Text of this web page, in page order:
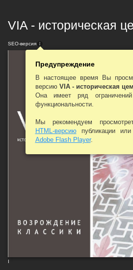
VIA - историческая
SEO-версия
Предупреждение
В настоящее время Вы
версию VIA - историческая
Она имеет ряд
функциональности.
Мы рекомендуем
HTML-версиюпубликации
Adobe Flash Player.
I